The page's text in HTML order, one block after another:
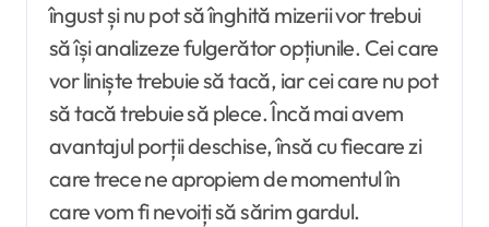
îngust și nu pot să înghită mizerii vor trebui
să își analizeze fulgerător opțiunile. Cei care
vor liniște trebuie să tacă, iar cei care nu pot
să tacă trebuie să plece. Încă mai avem
avantajul porții deschise, însă cu fiecare zi
care trece ne apropiem de momentul în
care vom fi nevoiți să sărim gardul.